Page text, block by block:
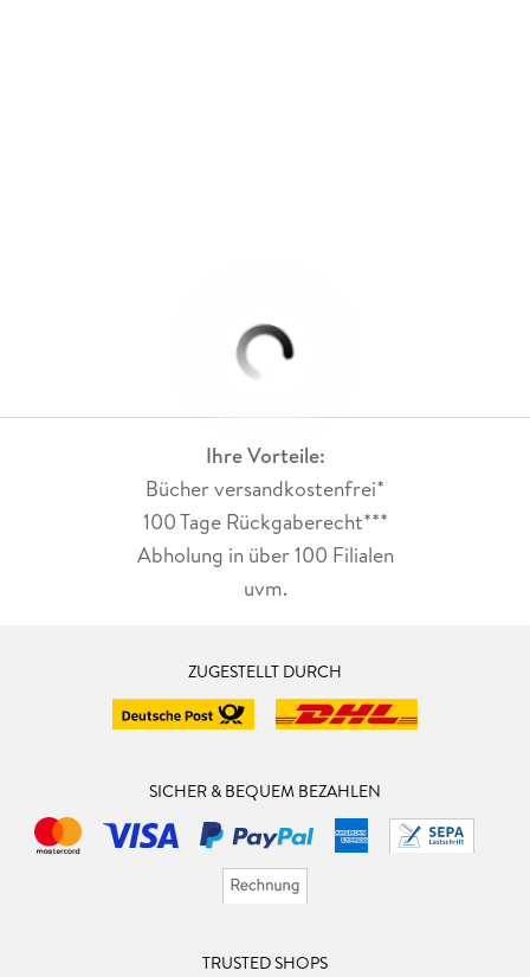
Ihre Vorteile:
Bücher versandkostenfrei*
100 Tage Rückgaberecht***
Abholung in über 100 Filialen
uvm.
ZUGESTELLT DURCH
SICHER & BEQUEM BEZAHLEN
TRUSTED SHOPS